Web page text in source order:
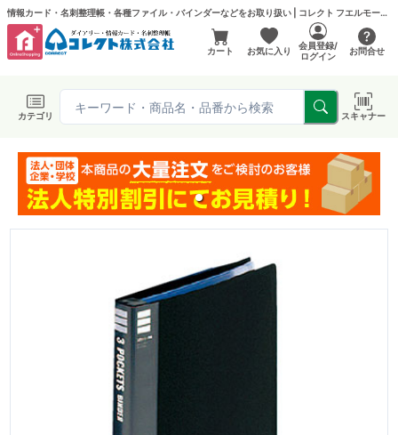
情報カード・名刺整理帳・各種ファイル・バインダーなどをお取り扱い | コレクト フエルモール店
カート お気に入り
会員登録/
ログイン
お問合せ
カテゴリ スキャナー